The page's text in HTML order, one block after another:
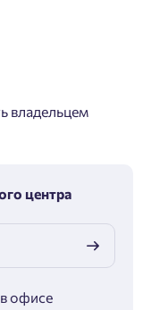
владельцем
центра
офисе